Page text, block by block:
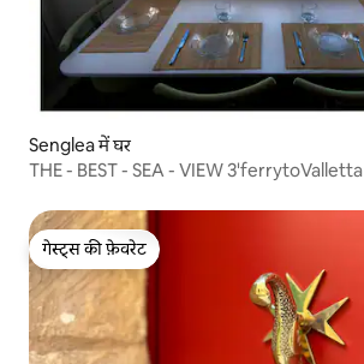
Senglea में घर
THE - BEST - SEA - VIEW 3'ferrytoValletta
गेस्ट्स की फ़ेवरेट
गेस्ट्स की फ़ेवरेट